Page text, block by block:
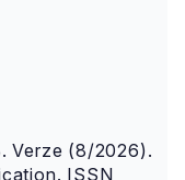
Verze (8/2026).
ISSN